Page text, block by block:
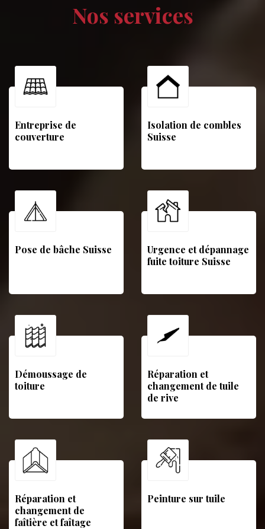
Nos services
Entreprise de
couverture
Isolation de combles
Suisse
Pose de bâche Suisse
Urgence et dépannage
fuite toiture Suisse
Démoussage de
toiture
Réparation et
changement de tuile
de rive
Réparation et
changement de
faîtière et faîtage
Peinture sur tuile